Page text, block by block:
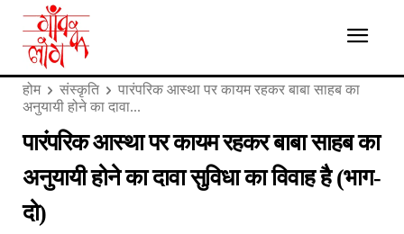
होम संस्कृति
पारंपरिक आस्था पर कायम रहकर बाबा साहब का
अनुयायी होने का दावा...
पारंपरिक आस्था पर कायम रहकर बाबा साहब का
अनुयायी होने का दावा सुविधा का विवाह है (भाग-
दो)